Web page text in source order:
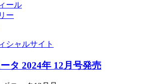
ール
ー
タ 2024年 12月号発売